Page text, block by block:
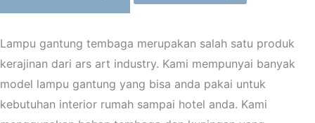
Lampu gantung tembaga merupakan salah satu produk
kerajinan dari ars art industry. Kami mempunyai banyak
model lampu gantung yang bisa anda pakai untuk
kebutuhan interior rumah sampai hotel anda. Kami